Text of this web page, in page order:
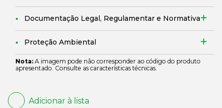
Documentação Legal, Regulamentar e Normativa
Proteção Ambiental
Nota: A imagem pode não corresponder ao código do produto
apresentado. Consulte as características técnicas.
Adicionar à lista